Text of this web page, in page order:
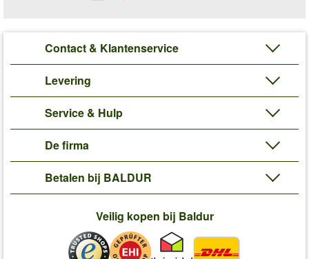
Contact & Klantenservice
Levering
Service & Hulp
De firma
Betalen bij BALDUR
Veilig kopen bij Baldur